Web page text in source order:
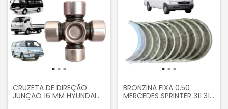
CRUZETA DE DIREÇÃO
JUNÇAO 16 MM HYUNDAI
BRONZINA FIXA 0.50
MERCEDES SPRINTER 311 312